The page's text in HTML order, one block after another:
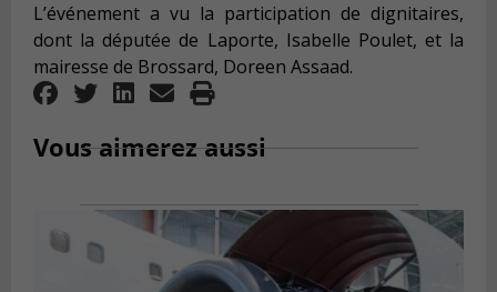
L’événement a vu la participation de dignitaires,
dont la députée de Laporte, Isabelle Poulet, et la
mairesse de Brossard, Doreen Assaad.
Vous aimerez aussi